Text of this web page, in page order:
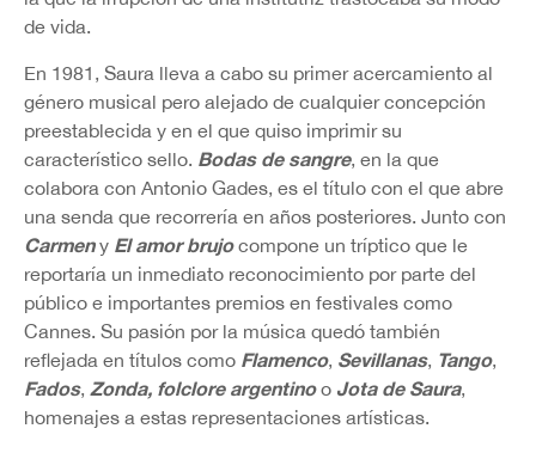
de vida.
En 1981, Saura lleva a cabo su primer acercamiento al
género musical pero alejado de cualquier concepción
preestablecida y en el que quiso imprimir su
característico sello. Bodas de sangre, en la que
colabora con Antonio Gades, es el título con el que abre
una senda que recorrería en años posteriores. Junto con
Carmeny El amor brujocompone un tríptico que le
reportaría un inmediato reconocimiento por parte del
público e importantes premios en festivales como
Cannes. Su pasión por la música quedó también
reflejada en títulos como Flamenco, Sevillanas, Tango,
Fados, Zonda, folclore argentinoo Jota de Saura,
homenajes a estas representaciones artísticas.